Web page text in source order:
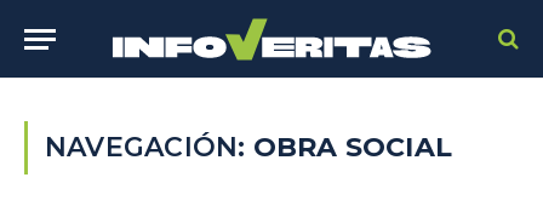
NAVEGACIÓN: OBRA SOCIAL